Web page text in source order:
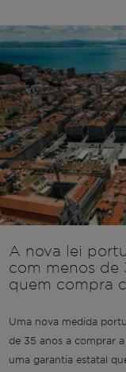
A nova lei
com menos de
quem compra
Uma nova medida
de 35 anos a comprar
uma garantia estatal